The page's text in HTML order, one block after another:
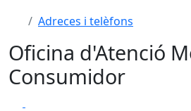
Adreces i telèfons
Oficina d'Atenció
Consumidor